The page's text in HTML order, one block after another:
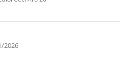
2026